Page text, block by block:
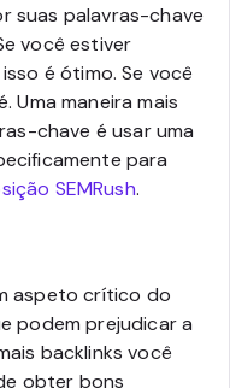
suas palavras-chave
você estiver
é ótimo. Se você
Uma maneira mais
chave é usar uma
para
SEMRush.
aspeto crítico do
podem prejudicar a
backlinks você
obter bons